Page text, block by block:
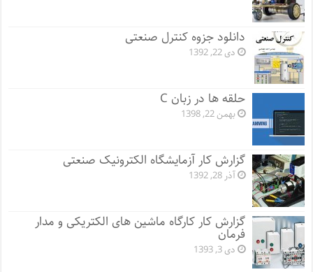
دانلود جزوه کنترل صنعتی
دی 22, 1392
حلقه ها در زبان C
بهمن 22, 1398
گزارش کار آزمایشگاه الکترونیک صنعتی
آذر 28, 1392
گزارش کار کارگاه ماشین های الکتریکی و مدار
فرمان
دی 3, 1393